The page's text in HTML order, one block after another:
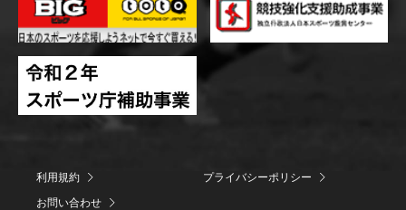
利用規約
プライバシーポリシー
お問い合わせ